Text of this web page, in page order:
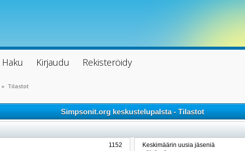
Haku Kirjaudu Rekisteröidy
» Tilastot
Simpsonit.org keskustelupalsta - Tilastot
1152
Keskimäärin uusia jäseniä